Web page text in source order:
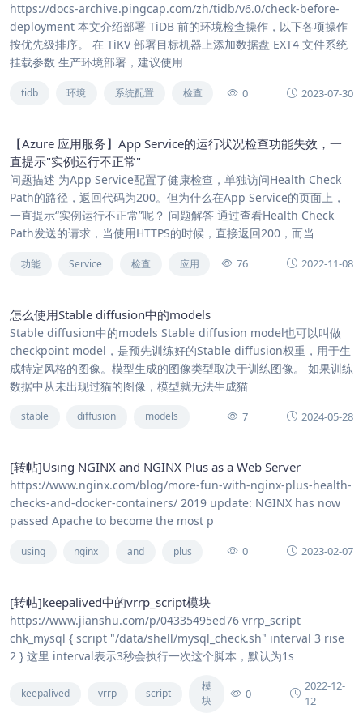
https://docs-archive.pingcap.com/zh/tidb/v6.0/check-before-
deployment 本文介绍部署 TiDB 前的环境检查操作，以下各项操作
按优先级排序。 在 TiKV 部署目标机器上添加数据盘 EXT4 文件系统
挂载参数 生产环境部署，建议使用
tidb 环境 系统配置 检查 0 2023-07-30
【Azure 应用服务】App Service的运行状况检查功能失效，一
直提示"实例运行不正常"
问题描述 为App Service配置了健康检查，单独访问Health Check
Path的路径，返回代码为200。但为什么在App Service的页面上，
一直提示“实例运行不正常”呢？ 问题解答 通过查看Health Check
Path发送的请求，当使用HTTPS的时候，直接返回200，而当
功能 Service 检查 应用 76 2022-11-08
怎么使用Stable diffusion中的models
Stable diffusion中的models Stable diffusion model也可以叫做
checkpoint model，是预先训练好的Stable diffusion权重，用于生
成特定风格的图像。模型生成的图像类型取决于训练图像。 如果训练
数据中从未出现过猫的图像，模型就无法生成猫
stable diffusion models 7 2024-05-28
[转帖]Using NGINX and NGINX Plus as a Web Server
https://www.nginx.com/blog/more-fun-with-nginx-plus-health-
checks-and-docker-containers/ 2019 update: NGINX has now
passed Apache to become the most p
using nginx and plus 0 2023-02-07
[转帖]keepalived中的vrrp_script模块
https://www.jianshu.com/p/04335495ed76 vrrp_script
chk_mysql { script "/data/shell/mysql_check.sh" interval 3 rise
2 } 这里 interval表示3秒会执行一次这个脚本，默认为1s
keepalived vrrp script
模
块
0
2022-12-
12